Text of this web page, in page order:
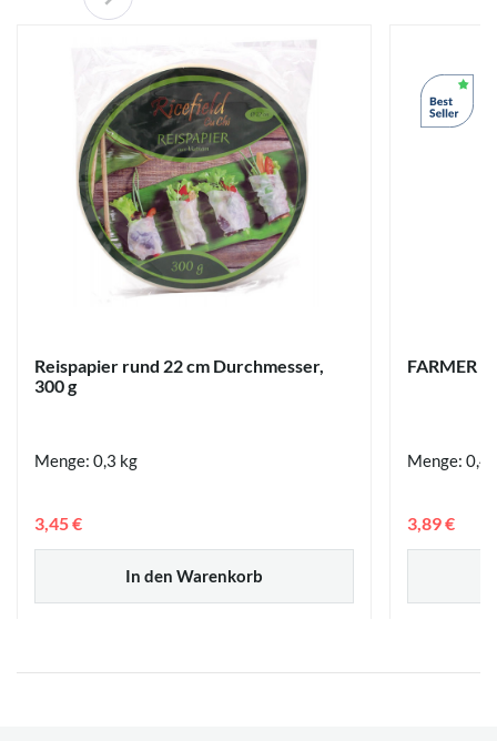
Reispapier rund 22 cm Durchmesser,
300 g
Menge: 0,3 kg
In den Warenkorb
3,45 €
FARMER
Menge: 0,4
3,89 €